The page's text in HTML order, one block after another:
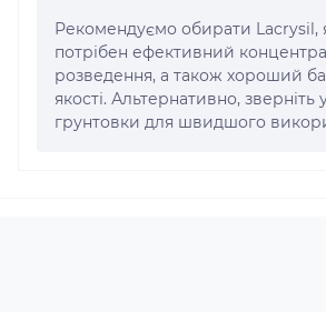
Рекомендуємо обирати Lacrysil,
потрібен ефективний
розведення, а також хороший
якості. Альтернативно, зверніть
грунтовки для швидшого